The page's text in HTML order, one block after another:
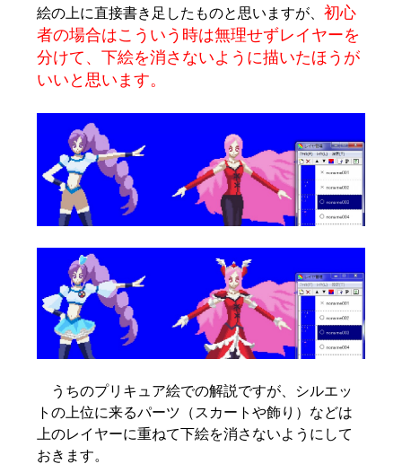
絵の上に直接書き足したものと思いますが、 初心
者の場合はこういう時は無理せずレイヤーを
分けて、下絵を消さないように描いたほうが
いいと思います。
うちのプリキュア絵での解説ですが、シルエッ
トの上位に来るパーツ（スカートや飾り）などは
上のレイヤーに重ねて下絵を消さないようにして
おきます。